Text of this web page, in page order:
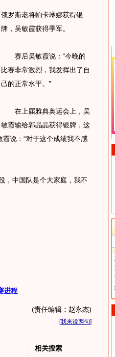
俄罗斯老将帕卡琳娜获得银
牌，吴敏霞获得季军。
赛后吴敏霞说：“今晚的
比赛非常激烈，我发挥出了自
己的正常水平。”
在上届雅典奥运会上，吴
敏霞输给郭晶晶获得银牌，这
说：“对于这个成绩我不感
中国队是个大家庭，我不
进程
(责任编辑：赵永杰)
[我来说两句]
相关搜索